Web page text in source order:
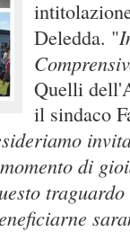
Deledda. "
Quelli
il sindaco
di